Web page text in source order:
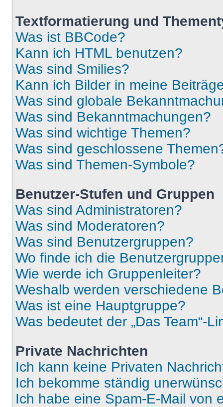
Textformatierung und
Was ist BBCode?
Kann ich HTML benutzen?
Was sind Smilies?
Kann ich Bilder in meine
Was sind globale
Was sind Bekanntmachungen?
Was sind wichtige Themen?
Was sind geschlossene
Was sind Themen-Symbole?
Benutzer-Stufen und Gruppen
Was sind Administratoren?
Was sind Moderatoren?
Was sind Benutzergruppen?
Wo finde ich die
Wie werde ich Gruppenleiter?
Weshalb werden verschiedene
Was ist eine Hauptgruppe?
Was bedeutet der „Das Team“-
Private Nachrichten
Ich kann keine Privaten
Ich bekomme ständig
Ich habe eine Spam-E-Mail von